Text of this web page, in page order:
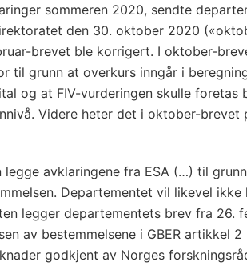
sommeren 2020, sendte
den 30. oktober 2020
brevet ble korrigert. I oktober-
til grunn at overkurs inngår i
og at FIV-vurderingen skulle foretas
Videre heter det i oktober-brevet
legge avklaringene fra ESA (…) til
Departementet vil likevel ikke
legger departementets brev fra 26.
av bestemmelsene i GBER artikkel 2
godkjent av Norges